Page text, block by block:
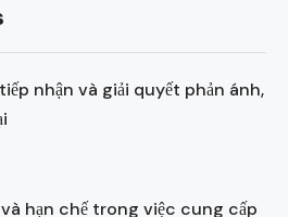
nhận và giải quyết phản ánh,
hạn chế trong việc cung cấp